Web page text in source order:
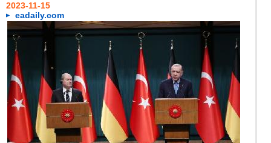
2023-11-15
eadaily.com